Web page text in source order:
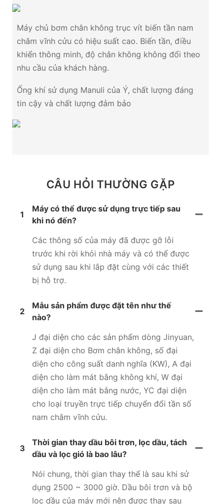
Máy chủ bơm chân không trục vít biến tần nam
châm vĩnh cửu có hiệu suất cao. Biến tần, điều
khiển thông minh, độ chân không không đổi theo
nhu cầu của khách hàng.
Ống khí sử dụng Manuli của Ý, chất lượng đáng
tin cậy và chất lượng đảm bảo
CÂU HỎI THƯỜNG GẶP
1
Máy có thể được sử dụng trực tiếp sau
khi nó đến?
Các thông số của máy đã được gỡ lỗi
trước khi rời khỏi nhà máy và có thể được
sử dụng sau khi lắp đặt cùng với các thiết
bị hỗ trợ.
2
Mẫu sản phẩm được đặt tên như thế
nào?
J đại diện cho các sản phẩm dòng Jinyuan,
Z đại diện cho Bơm chân không, số đại
diện cho công suất danh nghĩa (KW), A đại
diện cho làm mát bằng không khí, W đại
diện cho làm mát bằng nước, YC đại diện
cho loại truyền trực tiếp chuyển đổi tần số
nam châm vĩnh cửu.
3
Thời gian thay dầu bôi trơn, lọc dầu, tách
dầu và lọc gió là bao lâu?
Nói chung, thời gian thay thế là sau khi sử
dụng 2500 ~ 3000 giờ. Dầu bôi trơn và bộ
lọc dầu của máy mới nên được thay sau